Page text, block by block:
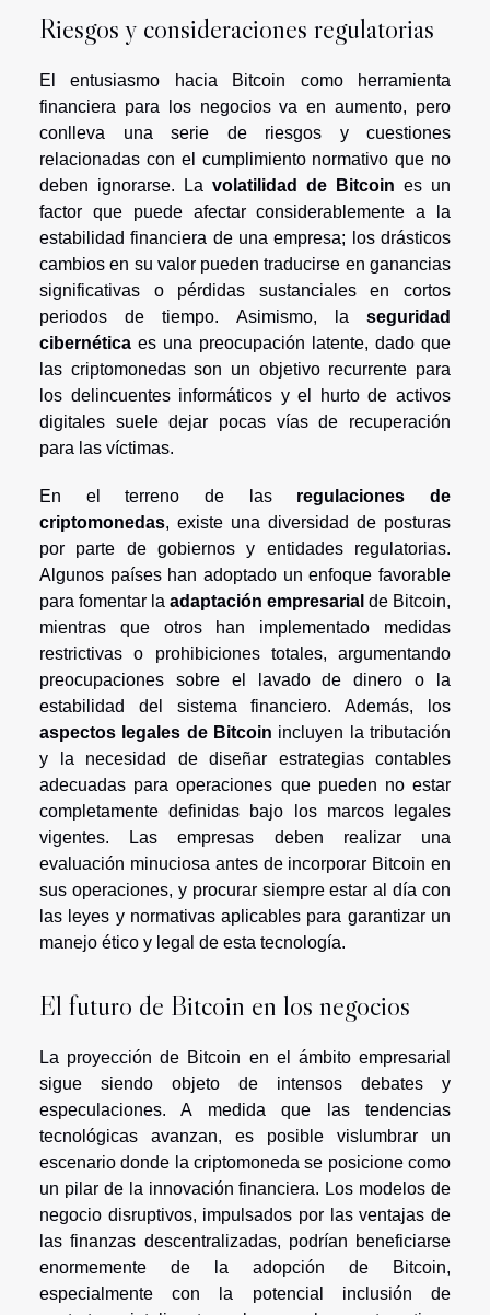
Riesgos y consideraciones regulatorias
El entusiasmo hacia Bitcoin como herramienta
financiera para los negocios va en aumento, pero
conlleva una serie de riesgos y cuestiones
relacionadas con el cumplimiento normativo que no
deben ignorarse. La volatilidad de Bitcoin es un
factor que puede afectar considerablemente a la
estabilidad financiera de una empresa; los drásticos
cambios en su valor pueden traducirse en ganancias
significativas o pérdidas sustanciales en cortos
periodos de tiempo. Asimismo, la seguridad
cibernética es una preocupación latente, dado que
las criptomonedas son un objetivo recurrente para
los delincuentes informáticos y el hurto de activos
digitales suele dejar pocas vías de recuperación
para las víctimas.
En el terreno de las regulaciones de
criptomonedas, existe una diversidad de posturas
por parte de gobiernos y entidades regulatorias.
Algunos países han adoptado un enfoque favorable
para fomentar la adaptación empresarial de Bitcoin,
mientras que otros han implementado medidas
restrictivas o prohibiciones totales, argumentando
preocupaciones sobre el lavado de dinero o la
estabilidad del sistema financiero. Además, los
aspectos legales de Bitcoin incluyen la tributación
y la necesidad de diseñar estrategias contables
adecuadas para operaciones que pueden no estar
completamente definidas bajo los marcos legales
vigentes. Las empresas deben realizar una
evaluación minuciosa antes de incorporar Bitcoin en
sus operaciones, y procurar siempre estar al día con
las leyes y normativas aplicables para garantizar un
manejo ético y legal de esta tecnología.
El futuro de Bitcoin en los negocios
La proyección de Bitcoin en el ámbito empresarial
sigue siendo objeto de intensos debates y
especulaciones. A medida que las tendencias
tecnológicas avanzan, es posible vislumbrar un
escenario donde la criptomoneda se posicione como
un pilar de la innovación financiera. Los modelos de
negocio disruptivos, impulsados por las ventajas de
las finanzas descentralizadas, podrían beneficiarse
enormemente de la adopción de Bitcoin,
especialmente con la potencial inclusión de